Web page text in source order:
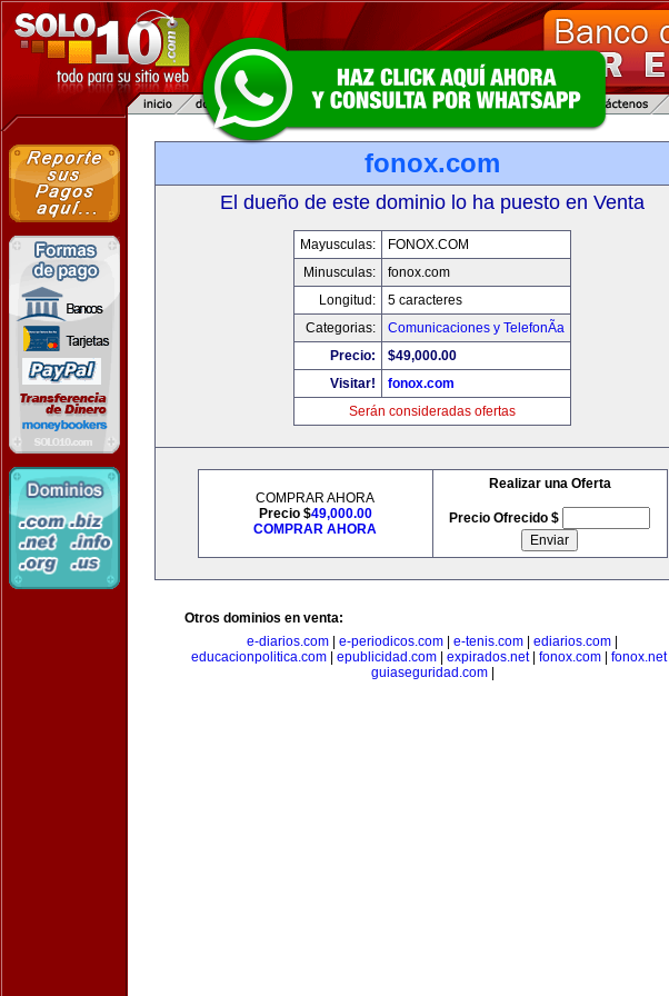
fonox.com
El dueño de este dominio lo ha puesto en Venta
Mayusculas:
FONOX.COM
Minusculas:
fonox.com
Longitud:
5 caracteres
Categorias:
Comunicaciones y TelefonÃ­a
Precio:
$49,000.00
Visitar!
fonox.com
Serán consideradas ofertas
COMPRAR AHORA
Precio $49,000.00
COMPRAR AHORA
Realizar una Oferta
Precio Ofrecido $
Otros dominios en venta:
e-diarios.com
e-periodicos.com e-tenis.com ediarios.com
educacionpolitica.com
epublicidad.com expirados.net| fonox.com fonox.net|
guiaseguridad.com|